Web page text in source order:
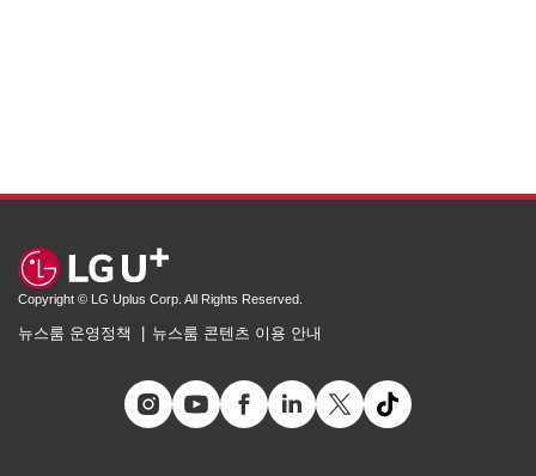
Copyright © LG Uplus Corp. All Rights Reserved.
뉴스룸 운영정책 뉴스룸 콘텐츠 이용 안내